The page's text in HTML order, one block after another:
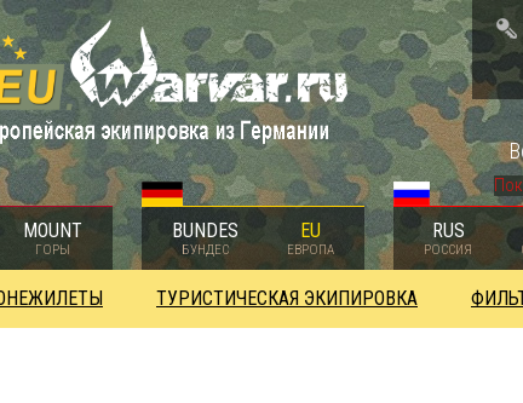
MOUNT
ГОРЫ
BUNDES
БУНДЕС
EU
ЕВРОПА
RUS
РОССИЯ
ТУРИСТИЧЕСКАЯ ЭКИПИРОВКА